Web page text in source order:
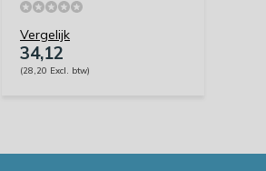
Vergelijk
34,12
(28,20 Excl. btw)